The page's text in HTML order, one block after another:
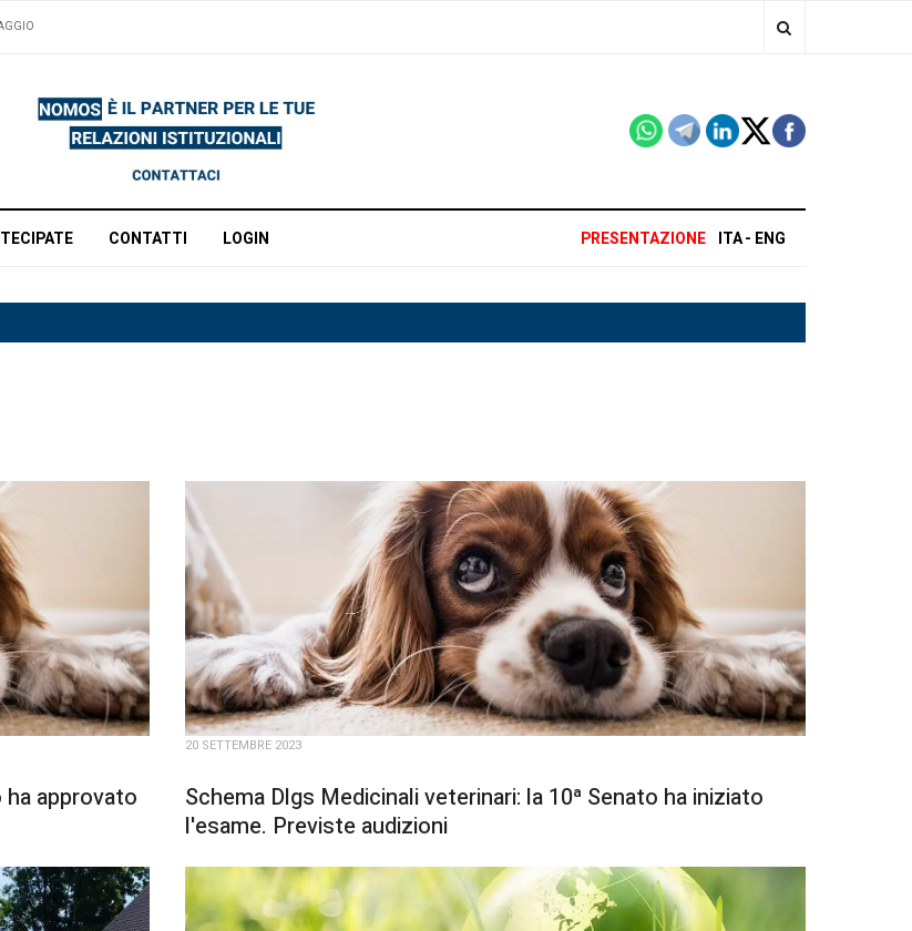
CONTATTI LOGIN PRESENTAZIONE ITA ENG
ha approvato
20 SETTEMBRE 2023
Schema Dlgs Medicinali veterinari: la 10ª Senato ha iniziato
l'esame. Previste audizioni